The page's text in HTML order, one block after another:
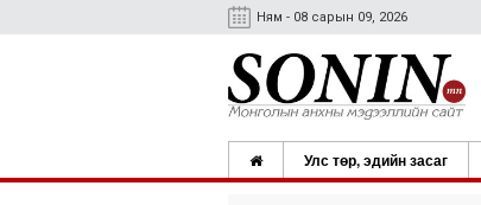
Ням - 08 сарын 09, 2026
Улс төр, эдийн засаг